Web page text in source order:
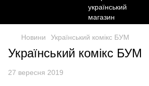
Новини Український комікс БУМ
Український комікс БУМ
27 вересня 2019